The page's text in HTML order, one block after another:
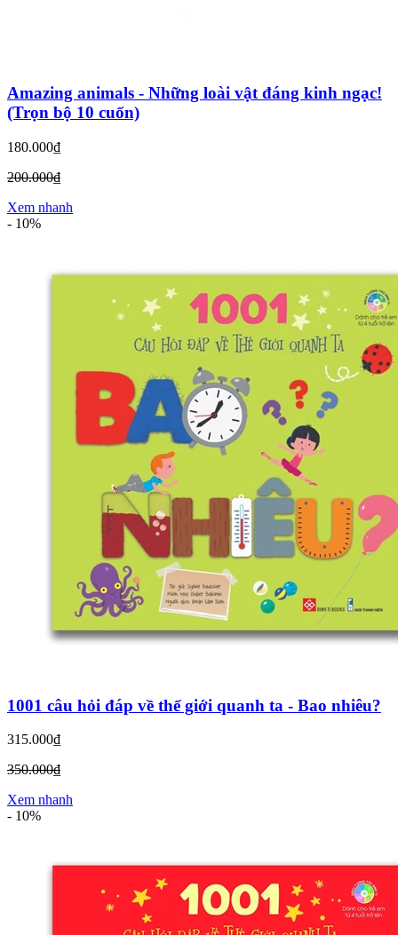
Amazing animals - Những loài vật đáng kinh ngạc!
(Trọn bộ 10 cuốn)
180.000₫
200.000₫
Xem nhanh
- 10%
1001 câu hỏi đáp về thế giới quanh ta - Bao nhiêu?
315.000₫
350.000₫
Xem nhanh
- 10%